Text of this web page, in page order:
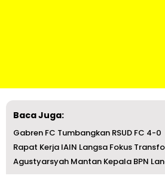
Baca Juga:
Gabren FC Tumbangkan RSUD FC 4-0